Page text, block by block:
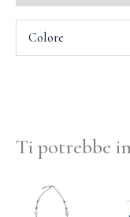
Colore
Ti potrebbe